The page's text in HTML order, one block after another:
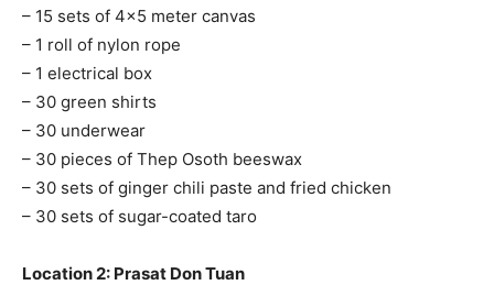
– 15 sets of 4×5 meter canvas
– 1 roll of nylon rope
– 1 electrical box
– 30 green shirts
– 30 underwear
– 30 pieces of Thep Osoth beeswax
– 30 sets of ginger chili paste and fried chicken
– 30 sets of sugar-coated taro
Location 2: Prasat Don Tuan